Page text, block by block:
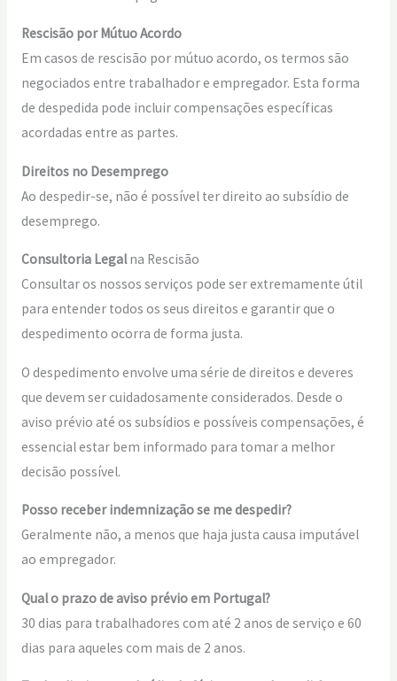
Rescisão por Mútuo Acordo
Em casos de rescisão por mútuo acordo, os termos são
negociados entre trabalhador e empregador. Esta forma
de despedida pode incluir compensações específicas
acordadas entre as partes.
Direitos no Desemprego
Ao despedir-se, não é possível ter direito ao subsídio de
desemprego.
Consultoria Legalna Rescisão
Consultar os nossos serviços pode ser extremamente útil
para entender todos os seus direitos e garantir que o
despedimento ocorra de forma justa.
O despedimento envolve uma série de direitos e deveres
que devem ser cuidadosamente considerados. Desde o
aviso prévio até os subsídios e possíveis compensações, é
essencial estar bem informado para tomar a melhor
decisão possível.
Posso receber indemnização se me despedir?
Geralmente não, a menos que haja justa causa imputável
ao empregador.
Qual o prazo de aviso prévio em Portugal?
30 dias para trabalhadores com até 2 anos de serviço e 60
dias para aqueles com mais de 2 anos.